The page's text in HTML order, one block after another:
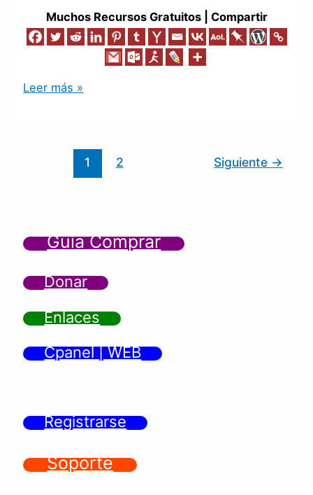
Muchos Recursos Gratuitos | Compartir
Leer más »
1 2 Siguiente →
Guía Comprar
Donar
Enlaces
Cpanel | WEB
Registrarse
Soporte